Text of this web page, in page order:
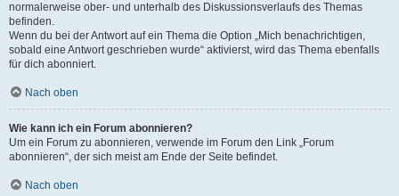
normalerweise ober- und unterhalb des Diskussionsverlaufs des Themas
befinden.
Wenn du bei der Antwort auf ein Thema die Option „Mich benachrichtigen,
sobald eine Antwort geschrieben wurde“ aktivierst, wird das Thema ebenfalls
für dich abonniert.
Nach oben
Wie kann ich ein Forum abonnieren?
Um ein Forum zu abonnieren, verwende im Forum den Link „Forum
abonnieren“, der sich meist am Ende der Seite befindet.
Nach oben